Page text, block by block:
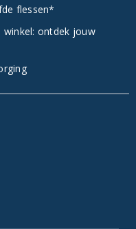
flessen*
winkel: ontdek jouw